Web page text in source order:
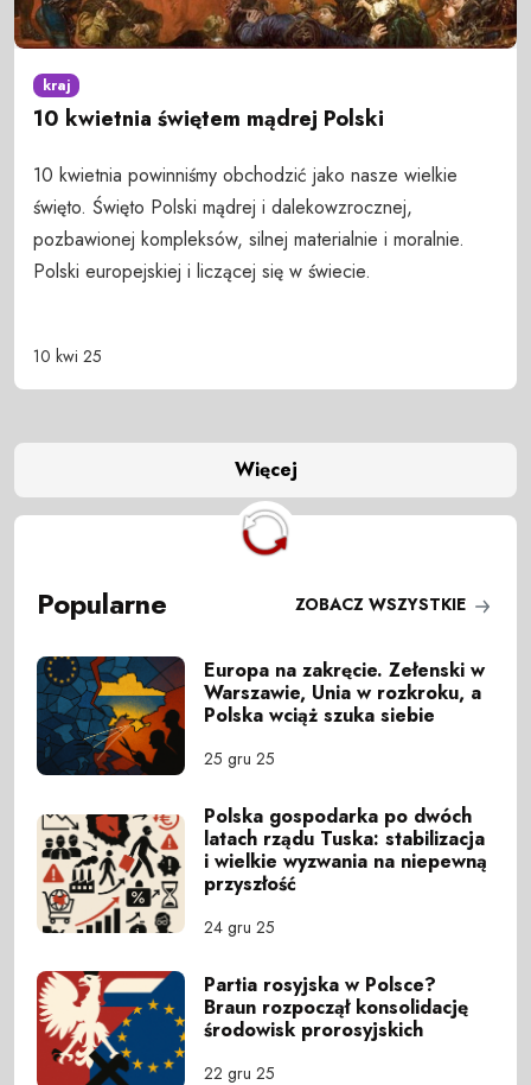
kraj
10 kwietnia świętem mądrej Polski
10 kwietnia powinniśmy obchodzić jako nasze wielkie
święto. Święto Polski mądrej i dalekowzrocznej,
pozbawionej kompleksów, silnej materialnie i moralnie.
Polski europejskiej i liczącej się w świecie.
10 kwi 25
Więcej
Popularne ZOBACZ WSZYSTKIE
Europa na zakręcie. Zełenski w
Warszawie, Unia w rozkroku, a
Polska wciąż szuka siebie
25 gru 25
Polska gospodarka po dwóch
latach rządu Tuska: stabilizacja
i wielkie wyzwania na niepewną
przyszłość
24 gru 25
Partia rosyjska w Polsce?
Braun rozpoczął konsolidację
środowisk prorosyjskich
22 gru 25